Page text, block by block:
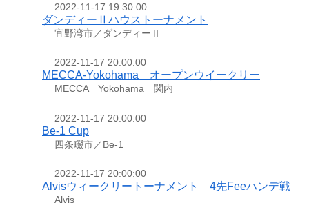
2022-11-17 19:30:00
ダンディーⅡハウストーナメント
宜野湾市／ダンディーⅡ
2022-11-17 20:00:00
MECCA-Yokohama オープンウイークリー
MECCA Yokohama 関内
2022-11-17 20:00:00
Be-1 Cup
四条畷市／Be-1
2022-11-17 20:00:00
Alvisウィークリートーナメント 4先Feeハンデ戦
Alvis